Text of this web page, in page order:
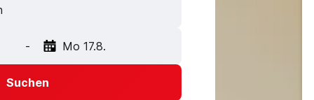
- Mo 17.8.
Suchen